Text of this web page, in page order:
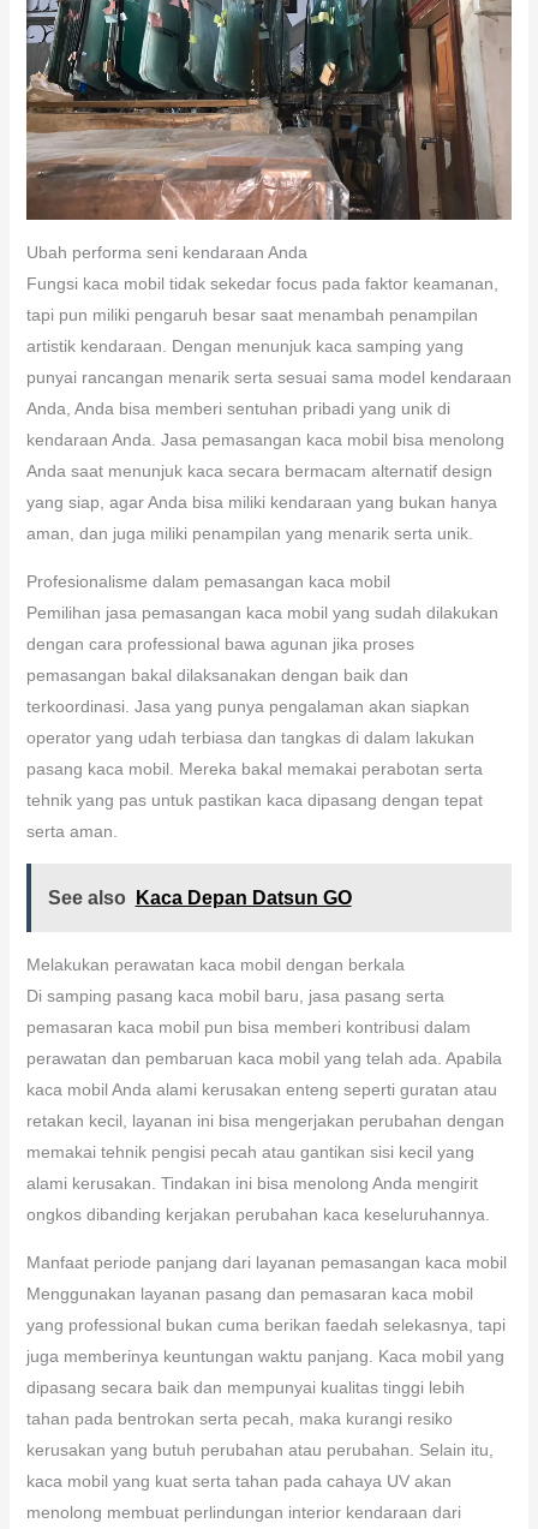
Ubah performa seni kendaraan Anda
Fungsi kaca mobil tidak sekedar focus pada faktor keamanan,
tapi pun miliki pengaruh besar saat menambah penampilan
artistik kendaraan. Dengan menunjuk kaca samping yang
punyai rancangan menarik serta sesuai sama model kendaraan
Anda, Anda bisa memberi sentuhan pribadi yang unik di
kendaraan Anda. Jasa pemasangan kaca mobil bisa menolong
Anda saat menunjuk kaca secara bermacam alternatif design
yang siap, agar Anda bisa miliki kendaraan yang bukan hanya
aman, dan juga miliki penampilan yang menarik serta unik.
Profesionalisme dalam pemasangan kaca mobil
Pemilihan jasa pemasangan kaca mobil yang sudah dilakukan
dengan cara professional bawa agunan jika proses
pemasangan bakal dilaksanakan dengan baik dan
terkoordinasi. Jasa yang punya pengalaman akan siapkan
operator yang udah terbiasa dan tangkas di dalam lakukan
pasang kaca mobil. Mereka bakal memakai perabotan serta
tehnik yang pas untuk pastikan kaca dipasang dengan tepat
serta aman.
See also Kaca Depan Datsun GO
Melakukan perawatan kaca mobil dengan berkala
Di samping pasang kaca mobil baru, jasa pasang serta
pemasaran kaca mobil pun bisa memberi kontribusi dalam
perawatan dan pembaruan kaca mobil yang telah ada. Apabila
kaca mobil Anda alami kerusakan enteng seperti guratan atau
retakan kecil, layanan ini bisa mengerjakan perubahan dengan
memakai tehnik pengisi pecah atau gantikan sisi kecil yang
alami kerusakan. Tindakan ini bisa menolong Anda mengirit
ongkos dibanding kerjakan perubahan kaca keseluruhannya.
Manfaat periode panjang dari layanan pemasangan kaca mobil
Menggunakan layanan pasang dan pemasaran kaca mobil
yang professional bukan cuma berikan faedah selekasnya, tapi
juga memberinya keuntungan waktu panjang. Kaca mobil yang
dipasang secara baik dan mempunyai kualitas tinggi lebih
tahan pada bentrokan serta pecah, maka kurangi resiko
kerusakan yang butuh perubahan atau perubahan. Selain itu,
kaca mobil yang kuat serta tahan pada cahaya UV akan
menolong membuat perlindungan interior kendaraan dari